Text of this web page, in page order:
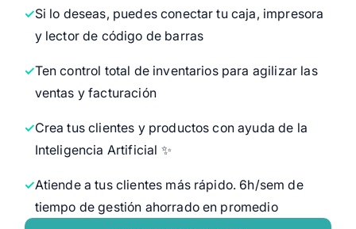
Si lo deseas, puedes conectar tu caja, impresora
y lector de código de barras
Ten control total de inventarios para agilizar las
ventas y facturación
Crea tus clientes y productos con ayuda de la
Inteligencia Artificial ✨
Atiende a tus clientes más rápido. 6h/sem de
tiempo de gestión ahorrado en promedio